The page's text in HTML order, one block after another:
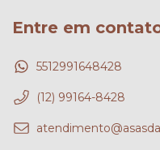
Entre em
5512991648428
(12) 99164-8428